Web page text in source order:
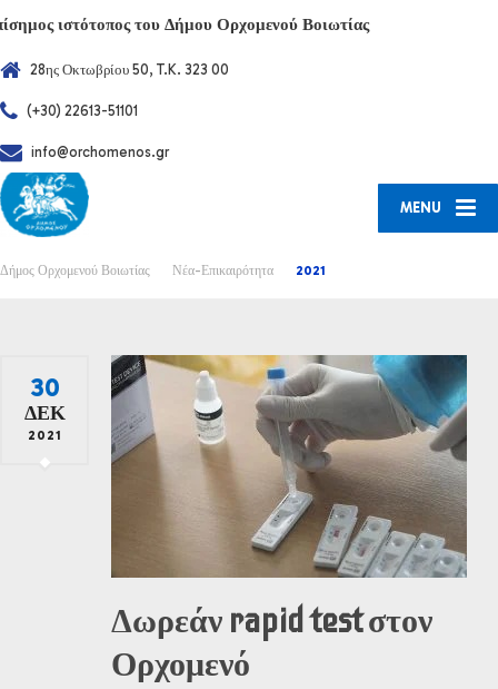
ιστότοπος του Δήμου Ορχομενού Βοιωτίας
28ης Οκτωβρίου 50, T.K. 323 00
(+30) 22613-51101
info@orchomenos.gr
MENU
Δήμος Ορχομενού Βοιωτίας Νέα-Επικαιρότητα 2021
30
ΔΕΚ
2021
Δωρεάν rapid test στον
Ορχομενό